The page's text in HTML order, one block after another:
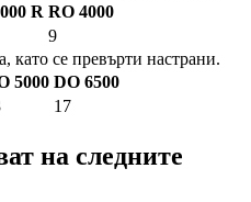
R RO 4000
9
като се превърти настрани.
5000 DO 6500
17
на следните